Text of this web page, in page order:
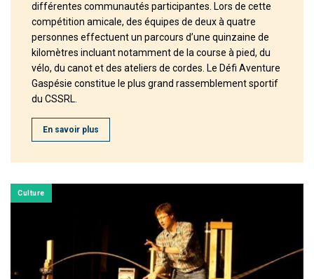
différentes communautés participantes. Lors de cette
compétition amicale, des équipes de deux à quatre
personnes effectuent un parcours d’une quinzaine de
kilomètres incluant notamment de la course à pied, du
vélo, du canot et des ateliers de cordes. Le Défi Aventure
Gaspésie constitue le plus grand rassemblement sportif
du CSSRL.
En savoir plus
Culture